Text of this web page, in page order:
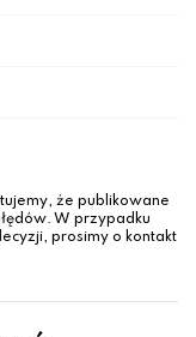
że publikowane
W przypadku
prosimy o kontakt